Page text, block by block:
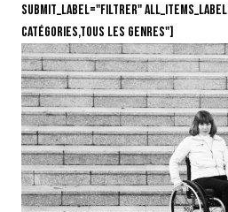
submit_label="Filtrer"
catégories,Tous les genres"]